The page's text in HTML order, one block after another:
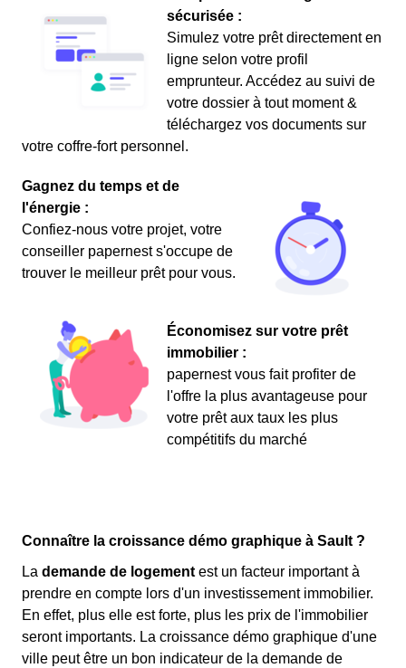
sécurisée :
Simulez votre prêt directement en
ligne selon votre profil
emprunteur. Accédez au suivi de
votre dossier à tout moment &
téléchargez vos documents sur
votre coffre-fort personnel.
Gagnez du temps et de
l'énergie :
Confiez-nous votre projet, votre
conseiller papernest s'occupe de
trouver le meilleur prêt pour vous.
Économisez sur votre prêt
immobilier :
papernest vous fait profiter de
l'offre la plus avantageuse pour
votre prêt aux taux les plus
compétitifs du marché
Connaître la croissance démo graphique à Sault ?
La demande de logement est un facteur important à
prendre en compte lors d'un investissement immobilier.
En effet, plus elle est forte, plus les prix de l'immobilier
seront importants. La croissance démo graphique d'une
ville peut être un bon indicateur de la demande de